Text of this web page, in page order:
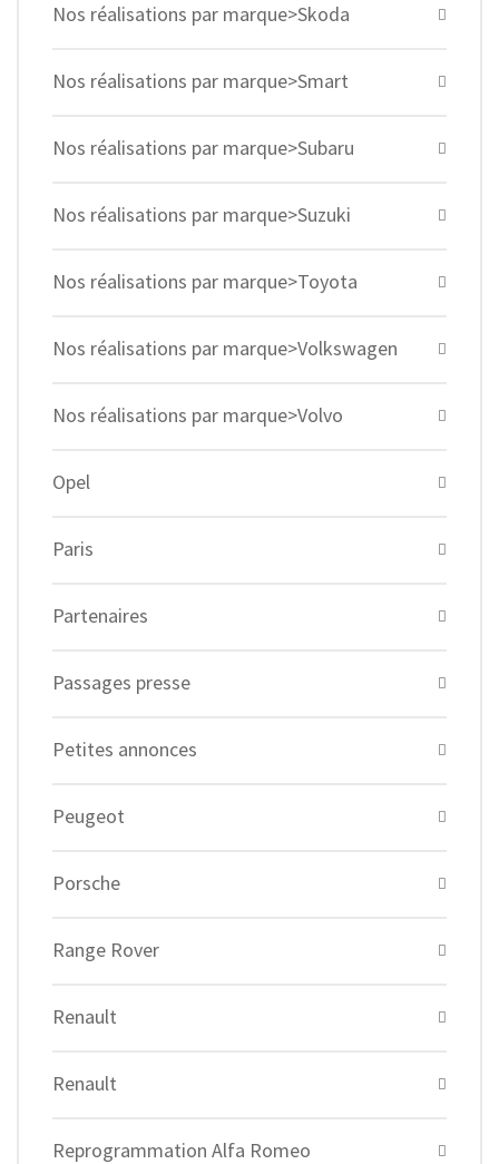
Nos réalisations par marque>Skoda
Nos réalisations par marque>Smart
Nos réalisations par marque>Subaru
Nos réalisations par marque>Suzuki
Nos réalisations par marque>Toyota
Nos réalisations par marque>Volkswagen
Nos réalisations par marque>Volvo
Opel
Paris
Partenaires
Passages presse
Petites annonces
Peugeot
Porsche
Range Rover
Renault
Renault
Reprogrammation Alfa Romeo